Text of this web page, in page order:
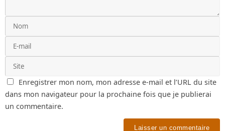
Enregistrer mon nom, mon adresse e-mail et l’URL du site
dans mon navigateur pour la prochaine fois que je publierai
un commentaire.